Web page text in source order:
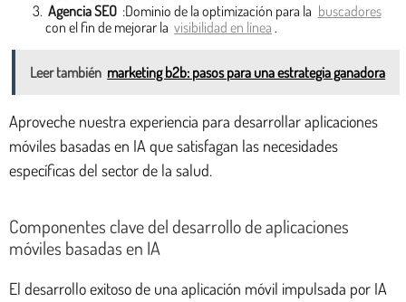
Agencia SEO :Dominio de la optimización para la buscadores
con el fin de mejorar la visibilidad en línea .
Leer también marketing b2b: pasos para una estrategia ganadora
Aproveche nuestra experiencia para desarrollar aplicaciones
móviles basadas en IA que satisfagan las necesidades
específicas del sector de la salud.
Componentes clave del desarrollo de aplicaciones
móviles basadas en IA
El desarrollo exitoso de una aplicación móvil impulsada por IA